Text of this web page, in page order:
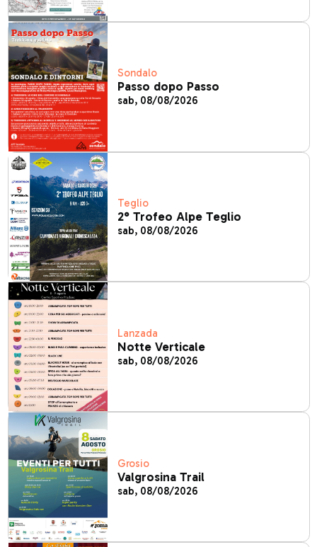
Sondalo
Passo dopo Passo
sab, 08/08/2026
Teglio
2° Trofeo Alpe Teglio
sab, 08/08/2026
Lanzada
Notte Verticale
sab, 08/08/2026
Grosio
Valgrosina Trail
sab, 08/08/2026